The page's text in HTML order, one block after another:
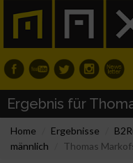
Ergebnis für
Home Ergebnisse
männlich
Thomas